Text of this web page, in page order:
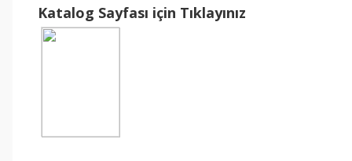
Katalog Sayfası için Tıklayınız